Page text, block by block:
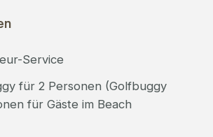
Service
für 2 Personen (Golfbuggy
für Gäste im Beach